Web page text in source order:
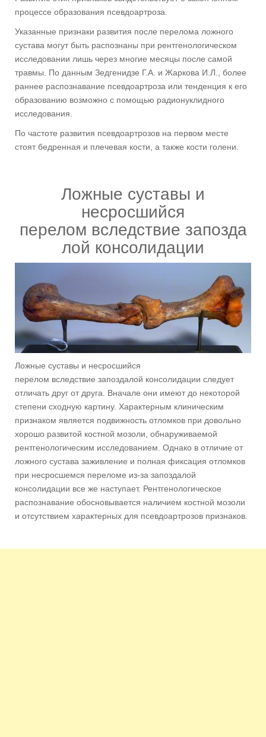
процессе образования псевдоартроза.
Указанные признаки развития после перелома ложного
сустава могут быть распознаны при рентгенологическом
исследовании лишь через многие месяцы после самой
травмы. По данным Зедгенидзе Г.А. и Жаркова И.Л., более
раннее распознавание псевдоартроза или тенденция к его
образованию возможно с помощью радионуклидного
исследования.
По частоте развития псевдоартрозов на первом месте
стоят бедренная и плечевая кости, а также кости голени.
Ложные суставы и
несросшийся
перелом вследствие запозда
лой консолидации
Ложные суставы и несросшийся
перелом вследствие запоздалой консолидации следует
отличать друг от друга. Вначале они имеют до некоторой
степени сходную картину. Характерным клиническим
признаком является подвижность отломков при довольно
хорошо развитой костной мозоли, обнаруживаемой
рентгенологическим исследованием. Однако в отличие от
ложного сустава заживление и полная фиксация отломков
при несросшемся переломе из-за запоздалой
консолидации все же наступает. Рентгенологическое
распознавание обосновывается наличием костной мозоли
и отсутствием характерных для псевдоартрозов признаков.